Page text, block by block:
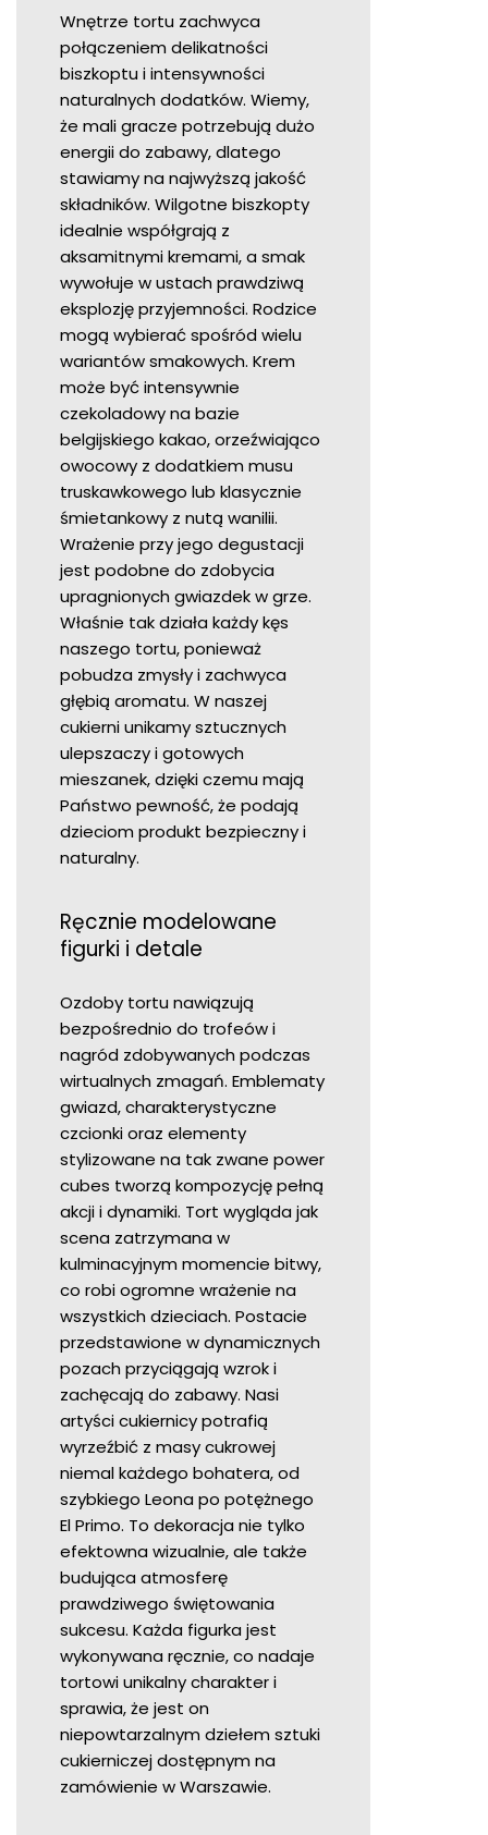
Wnętrze tortu zachwyca
połączeniem delikatności
biszkoptu i intensywności
naturalnych dodatków. Wiemy,
że mali gracze potrzebują dużo
energii do zabawy, dlatego
stawiamy na najwyższą jakość
składników. Wilgotne biszkopty
idealnie współgrają z
aksamitnymi kremami, a smak
wywołuje w ustach prawdziwą
eksplozję przyjemności. Rodzice
mogą wybierać spośród wielu
wariantów smakowych. Krem
może być intensywnie
czekoladowy na bazie
belgijskiego kakao, orzeźwiająco
owocowy z dodatkiem musu
truskawkowego lub klasycznie
śmietankowy z nutą wanilii.
Wrażenie przy jego degustacji
jest podobne do zdobycia
upragnionych gwiazdek w grze.
Właśnie tak działa każdy kęs
naszego tortu, ponieważ
pobudza zmysły i zachwyca
głębią aromatu. W naszej
cukierni unikamy sztucznych
ulepszaczy i gotowych
mieszanek, dzięki czemu mają
Państwo pewność, że podają
dzieciom produkt bezpieczny i
naturalny.
Ręcznie modelowane
figurki i detale
Ozdoby tortu nawiązują
bezpośrednio do trofeów i
nagród zdobywanych podczas
wirtualnych zmagań. Emblematy
gwiazd, charakterystyczne
czcionki oraz elementy
stylizowane na tak zwane power
cubes tworzą kompozycję pełną
akcji i dynamiki. Tort wygląda jak
scena zatrzymana w
kulminacyjnym momencie bitwy,
co robi ogromne wrażenie na
wszystkich dzieciach. Postacie
przedstawione w dynamicznych
pozach przyciągają wzrok i
zachęcają do zabawy. Nasi
artyści cukiernicy potrafią
wyrzeźbić z masy cukrowej
niemal każdego bohatera, od
szybkiego Leona po potężnego
El Primo. To dekoracja nie tylko
efektowna wizualnie, ale także
budująca atmosferę
prawdziwego świętowania
sukcesu. Każda figurka jest
wykonywana ręcznie, co nadaje
tortowi unikalny charakter i
sprawia, że jest on
niepowtarzalnym dziełem sztuki
cukierniczej dostępnym na
zamówienie w Warszawie.